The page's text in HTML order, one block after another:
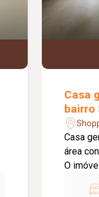
Casa
bairro
Casa
área construída.
O